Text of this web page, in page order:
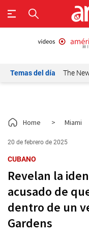
Temas del día The
Home > Miami
20 de febrero de 2025
CUBANO
Revelan la
acusado de
dentro de un
Gardens